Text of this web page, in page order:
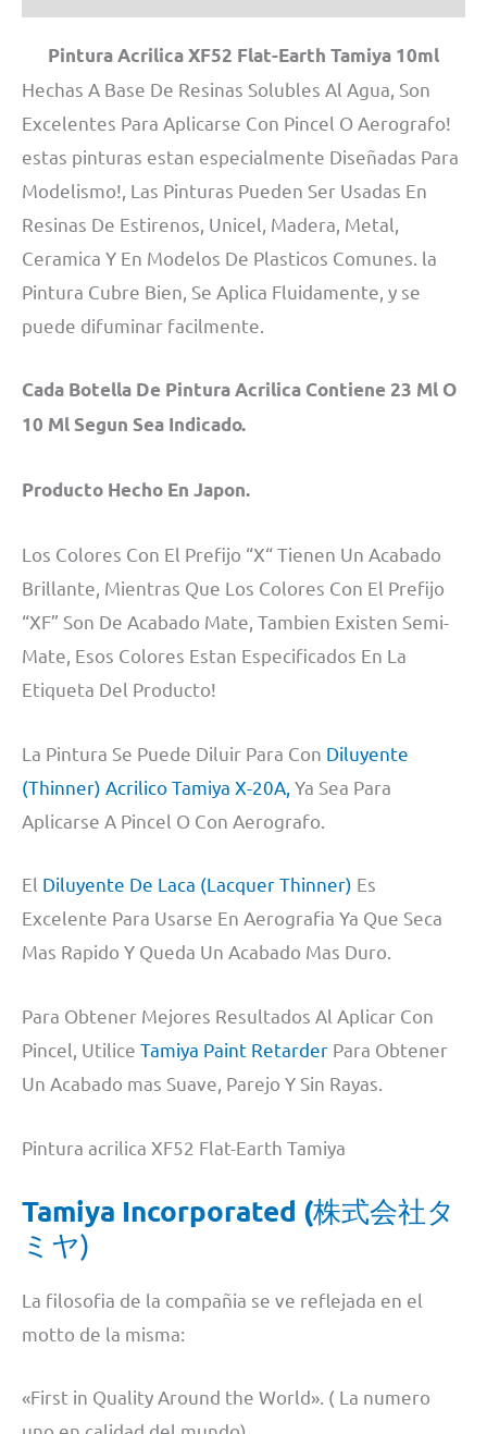
cantidad
Pintura Acrilica XF52 Flat-Earth Tamiya 10ml
Hechas A Base De Resinas Solubles Al Agua, Son
Excelentes Para Aplicarse Con Pincel O Aerografo!
estas pinturas estan especialmente Diseñadas Para
Modelismo!, Las Pinturas Pueden Ser Usadas En
Resinas De Estirenos, Unicel, Madera, Metal,
Ceramica Y En Modelos De Plasticos Comunes. la
Pintura Cubre Bien, Se Aplica Fluidamente, y se
puede difuminar facilmente.
Cada Botella De Pintura Acrilica Contiene 23 Ml O
10 Ml Segun Sea Indicado.
Producto Hecho En Japon.
Los Colores Con El Prefijo “X“ Tienen Un Acabado
Brillante, Mientras Que Los Colores Con El Prefijo
“XF” Son De Acabado Mate, Tambien Existen Semi-
Mate, Esos Colores Estan Especificados En La
Etiqueta Del Producto!
La Pintura Se Puede Diluir Para Con Diluyente
(Thinner) Acrilico Tamiya X-20A, Ya Sea Para
Aplicarse A Pincel O Con Aerografo.
El Diluyente De Laca (Lacquer Thinner) Es
Excelente Para Usarse En Aerografia Ya Que Seca
Mas Rapido Y Queda Un Acabado Mas Duro.
Para Obtener Mejores Resultados Al Aplicar Con
Pincel, Utilice Tamiya Paint Retarder Para Obtener
Un Acabado mas Suave, Parejo Y Sin Rayas.
Pintura acrilica XF52 Flat-Earth Tamiya
Tamiya Incorporated (株式会社タ
ミヤ)
La filosofia de la compañia se ve reflejada en el
motto de la misma:
«First in Quality Around the World». ( La numero